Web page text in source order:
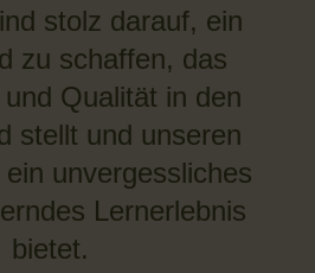
stolz darauf, ein
zu schaffen, das
Qualität in den
stellt und unseren
unvergessliches
Lernerlebnis
bietet.